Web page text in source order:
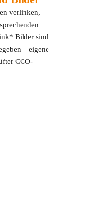
verlinken,
Bilder sind
– eigene
CCO-